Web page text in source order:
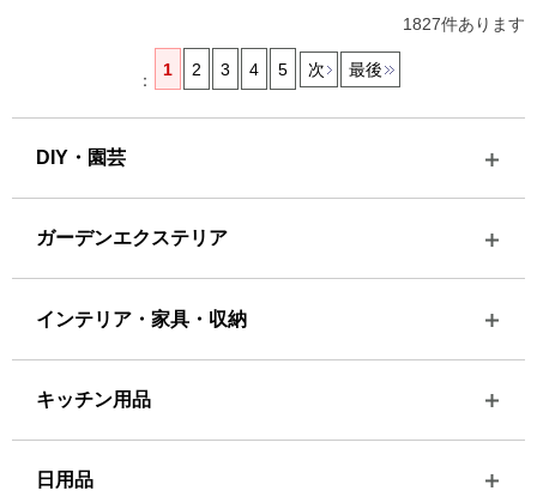
1827件あります
：
1 2 3 4 5 次 最後
DIY・園芸
ガーデンエクステリア
インテリア・家具・収納
キッチン用品
日用品